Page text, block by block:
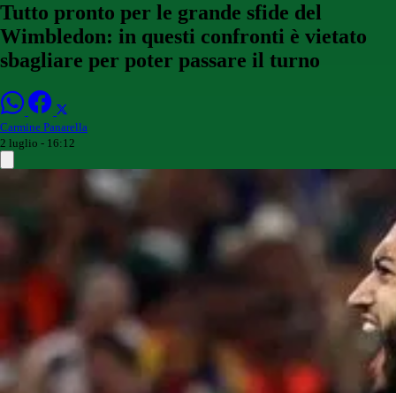
Tutto pronto per le grande sfide del
Wimbledon: in questi confronti è vietato
sbagliare per poter passare il turno
Carmine Panarella
2 luglio - 16:12